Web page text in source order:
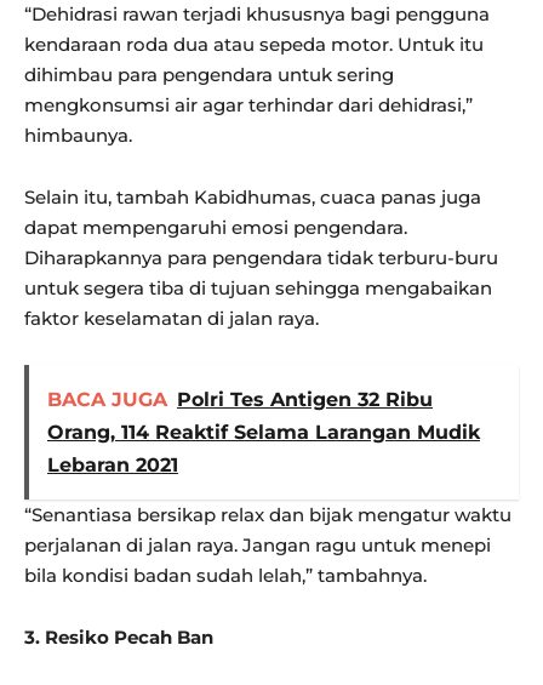
“Dehidrasi rawan terjadi khususnya bagi pengguna
kendaraan roda dua atau sepeda motor. Untuk itu
dihimbau para pengendara untuk sering
mengkonsumsi air agar terhindar dari dehidrasi,”
himbaunya.
Selain itu, tambah Kabidhumas, cuaca panas juga
dapat mempengaruhi emosi pengendara.
Diharapkannya para pengendara tidak terburu-buru
untuk segera tiba di tujuan sehingga mengabaikan
faktor keselamatan di jalan raya.
BACA JUGA Polri Tes Antigen 32 Ribu
Orang, 114 Reaktif Selama Larangan Mudik
Lebaran 2021
“Senantiasa bersikap relax dan bijak mengatur waktu
perjalanan di jalan raya. Jangan ragu untuk menepi
bila kondisi badan sudah lelah,” tambahnya.
3. Resiko Pecah Ban